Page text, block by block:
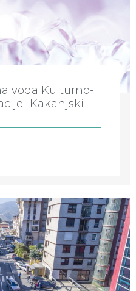
voda Kulturno-
“Kakanjski